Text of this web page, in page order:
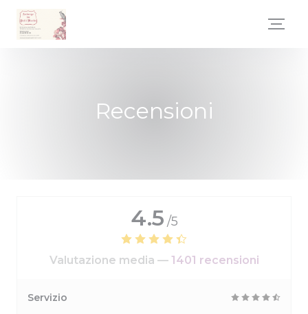
Personalizzazione delle tue scelte sui cookie
Recensioni
4.5 /5
Valutazione media — 1401 recensioni
Servizio